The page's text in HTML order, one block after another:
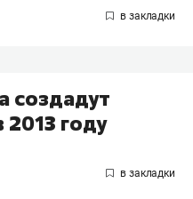
создадут
году